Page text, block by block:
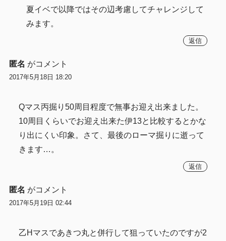
夏イベで以降ではその辺考慮してチャレンジして
みます。
返信
匿名 がコメント
2017年5月18日 18:20
Qマス丙掘り50周目程度で無事お迎え出来ました。
10周目くらいでお迎え出来た伊13と比較するとかな
り出にくい印象。さて、最後のローマ掘りに逝って
きます…。
返信
匿名 がコメント
2017年5月19日 02:44
乙Hマスであきつ丸と併行して狙っていたのですが2